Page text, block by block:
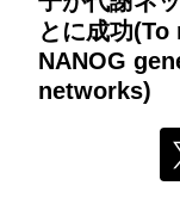
とに成功
NANOG
networks)